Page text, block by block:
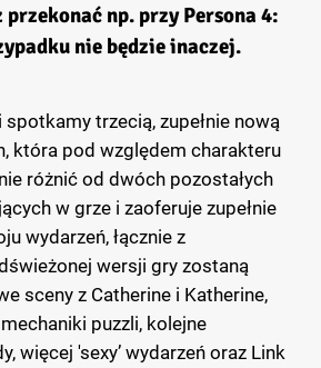
przekonać np. przy Persona 4:
nie będzie inaczej.
trzecią, zupełnie nową
która pod względem charakteru
różnić od dwóch pozostałych
w grze i zaoferuje zupełnie
wydarzeń, łącznie z
wersji gry zostaną
sceny z Catherine i Katherine,
puzzli, kolejne
więcej 'sexy’ wydarzeń oraz Link